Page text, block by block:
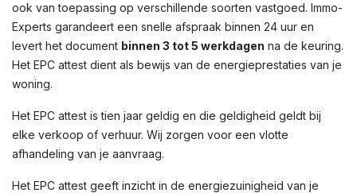
ook van toepassing op verschillende soorten vastgoed. Immo-
Experts garandeert een snelle afspraak binnen 24 uur en
levert het document binnen 3 tot 5 werkdagen na de keuring.
Het EPC attest dient als bewijs van de energieprestaties van je
woning.
Het EPC attest is tien jaar geldig en die geldigheid geldt bij
elke verkoop of verhuur. Wij zorgen voor een vlotte
afhandeling van je aanvraag.
Het EPC attest geeft inzicht in de energiezuinigheid van je